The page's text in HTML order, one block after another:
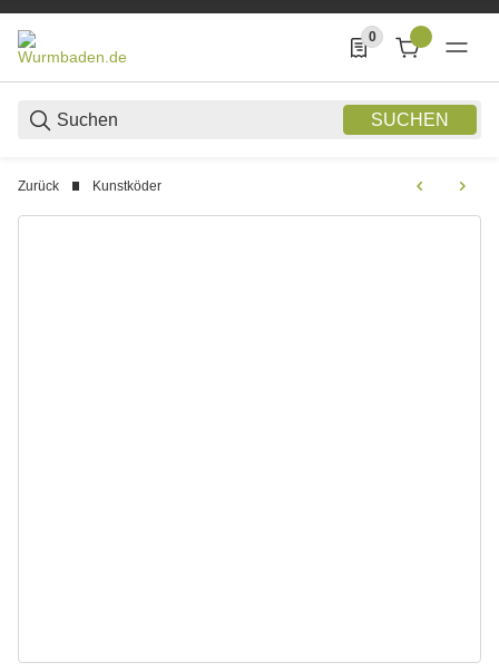
SUCHEN
0
0 Produkte in der
Zurück Kunstköder